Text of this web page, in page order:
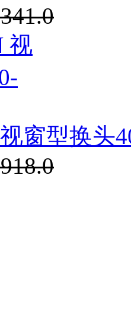
窗型换头